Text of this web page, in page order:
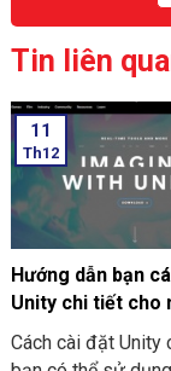
Tin liên
11
Th12
Hướng dẫn bạn
Unity chi tiết cho
bắt đầu
Cách cài đặt Unity